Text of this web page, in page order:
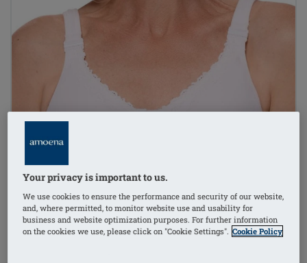
Your privacy is important to us.
We use cookies to ensure the performance and security of our website,
and, where permitted, to monitor website use and usability for
business and website optimization purposes. For further information
on the cookies we use, please click on "Cookie Settings". Cookie Policy